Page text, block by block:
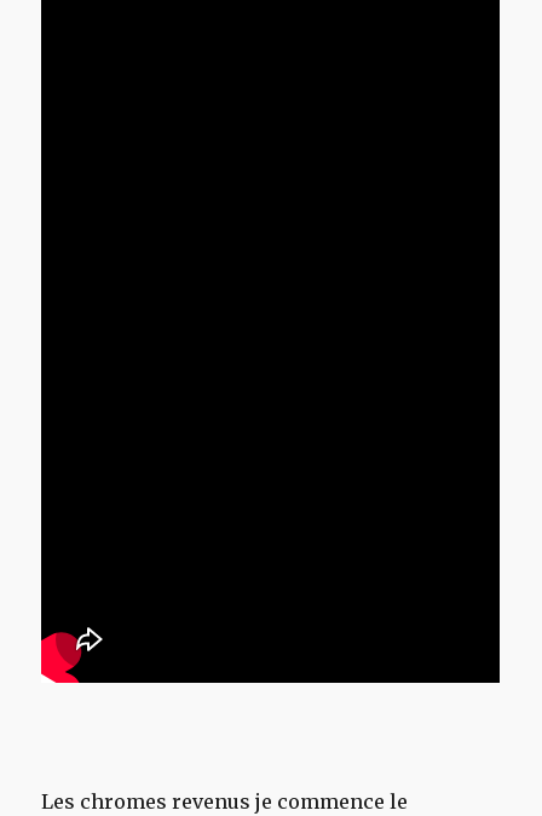
Les chromes revenus je commence le